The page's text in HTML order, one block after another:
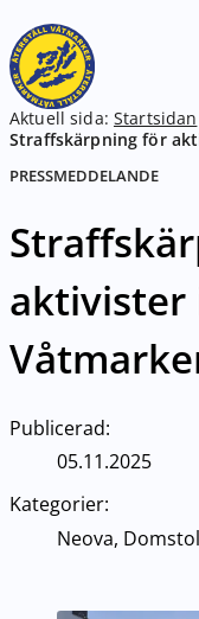
HOPPA TILL
Breadcrumb
Aktuell sida: Startsidan
Straffskärpning för
PRESSMEDDELANDE
aktivister
Publicerad:
05.11.2025
Kategorier:
Neova, Domstol